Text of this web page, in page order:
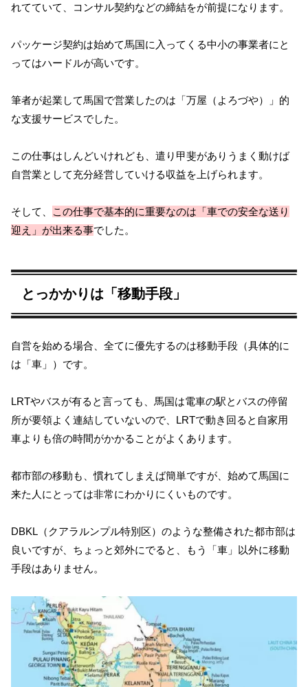
れてていて、コンサル契約などの締結をが前提になります。
パッケージ契約は始めて馬国に入ってくる中小の事業者にと
ってはハードルが高いです。
筆者が起業して馬国で営業したのは「万屋（よろづや）」的
な支援サービスでした。
この仕事はしんどいけれども、遣り甲斐がありうまく動けば
自営業として充分経営していける収益を上げられます。
そして、
この仕事で基本的に重要なのは「車での安全な送り
迎え」が出来る事でした。
とっかかりは「移動手段」
自営を始める場合、全てに優先するのは移動手段（具体的に
は「車」）です。
LRTやバスが有ると言っても、馬国は電車の駅とバスの停留
所が要領よく連結していないので、LRTで動き回ると自家用
車よりも倍の時間がかかることがよくあります。
都市部の移動も、慣れてしまえば簡単ですが、始めて馬国に
来た人にとっては非常にわかりにくいものです。
DBKL（クアラルンプル特別区）のような整備された都市部は
良いですが、ちょっと郊外にでると、もう「車」以外に移動
手段はありません。